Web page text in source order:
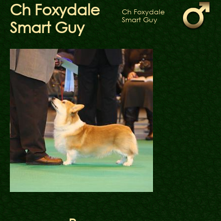
Ch Foxydale
Smart Guy
Ch Foxydale
Smart Guy
ФАКТИ
БЛОГ
ГАЛЕРЕЇ